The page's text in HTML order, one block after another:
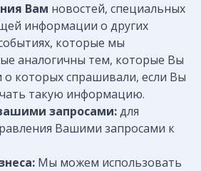
Вам новостей, специальных
информации о других
которые мы
аналогичны тем, которые Вы
которых спрашивали, если Вы
такую ​​информацию.
запросами:для
Вашими запросами к
Мы можем использовать